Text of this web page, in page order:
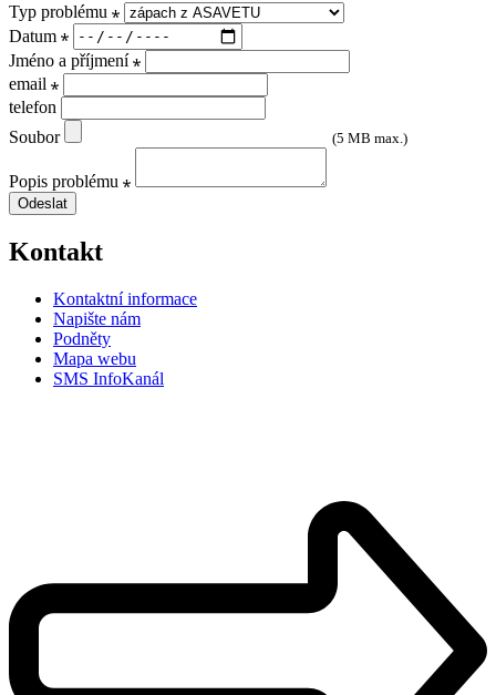
Typ problému
Datum
Jméno a příjmení
email
telefon
Soubor
(5 MB max.)
Popis problému
Odeslat
Kontakt
Kontaktní informace
Napište nám
Podněty
Mapa webu
SMS InfoKanál